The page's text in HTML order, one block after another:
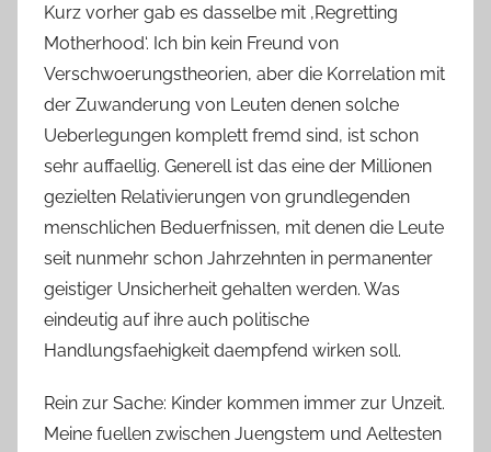
Kurz vorher gab es dasselbe mit ‚Regretting
Motherhood‘. Ich bin kein Freund von
Verschwoerungstheorien, aber die Korrelation mit
der Zuwanderung von Leuten denen solche
Ueberlegungen komplett fremd sind, ist schon
sehr auffaellig. Generell ist das eine der Millionen
gezielten Relativierungen von grundlegenden
menschlichen Beduerfnissen, mit denen die Leute
seit nunmehr schon Jahrzehnten in permanenter
geistiger Unsicherheit gehalten werden. Was
eindeutig auf ihre auch politische
Handlungsfaehigkeit daempfend wirken soll.
Rein zur Sache: Kinder kommen immer zur Unzeit.
Meine fuellen zwischen Juengstem und Aeltesten